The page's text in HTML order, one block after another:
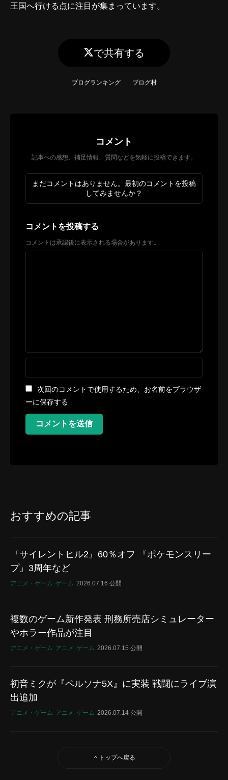
王国へ行ける点に注目が集まっています。
で共有する
ブログランキング ブログ村
コメント
記事への感想、補足情報、質問などを気軽に投稿できます。
まだコメントはありません。最初のコメントを投稿
してみませんか？
コメントを投稿する
コメントは承認後に表示される場合があります。
次回のコメントで使用するため、お名前をブラウザ
ーに保存する
コメントを送信
おすすめの記事
『サイレントヒル2』60％オフ 『ポケモンスリー
プ』3周年など
アニメ・ゲーム ゲーム 2026.07.16 公開
複数のゲーム新作発表 刑務所売店シミュレーター
やホラー作品が注目
アニメ・ゲーム アニメ ゲーム 2026.07.15 公開
初音ミクが『ペルソナ5X』に実装 戦闘にライブ演
出追加
アニメ・ゲーム アニメ ゲーム 2026.07.14 公開
トップへ戻る